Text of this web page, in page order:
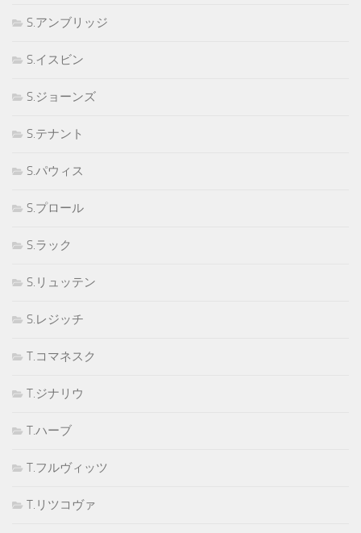
S.アンブリッジ
S.イスビン
S.ジョーンズ
S.テナント
S.パウィス
S.プロール
S.ラック
S.リュッテン
S.レジッチ
T.コマネスク
T.ジナリウ
T.ハーブ
T.フルヴィッツ
T.リツコヴァ